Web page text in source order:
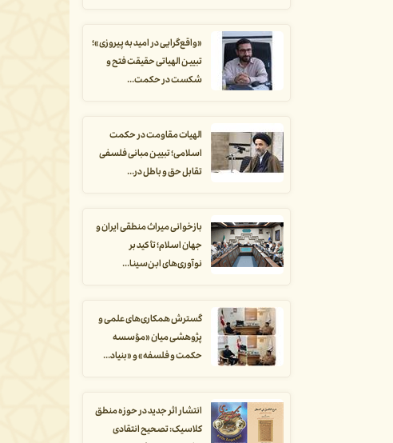
«واقع‌گرایی در امید به پیروزی»؛
تبیین الهیاتی حقیقت فتح و
شکست در حکمت...
الهیات مقاومت در حکمت
اسلامی؛ تبیین مبانی فلسفی
تقابل حق و باطل در...
بازخوانی میراث منطقی ایران و
جهان اسلام؛ تأکید بر
نوآوری‌های ابن‌سینا...
گسترش همکاری‌های علمی و
پژوهشی میان «مؤسسه
حکمت و فلسفه» و «بنیاد...
انتشار اثر جدید در حوزه منطق
کلاسیک: تصحیح انتقادی